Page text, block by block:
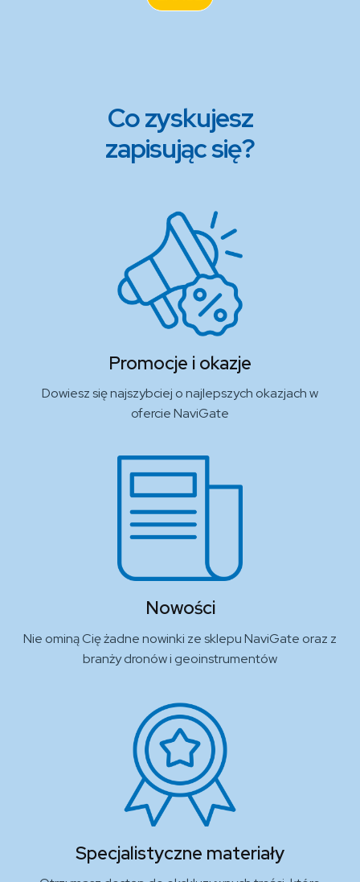
Co zyskujesz
zapisując się?
Promocje i okazje
Dowiesz się najszybciej o najlepszych okazjach w
ofercie NaviGate
Nowości
Nie ominą Cię żadne nowinki ze sklepu NaviGate oraz z
branży dronów i geoinstrumentów
Specjalistyczne materiały